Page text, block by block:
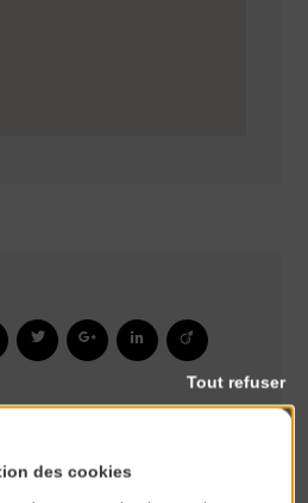
des cookies
Tout refuser